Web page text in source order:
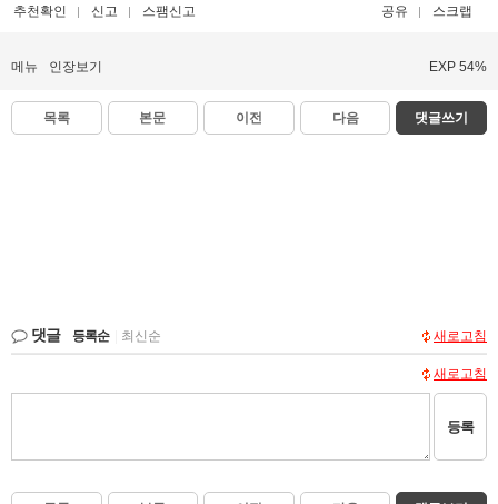
추천확인 신고 스팸신고 공유 스크랩
메뉴 인장보기 EXP 54%
목록 본문 이전 다음 댓글쓰기
댓글 등록순 최신순 새로고침
새로고침
등록